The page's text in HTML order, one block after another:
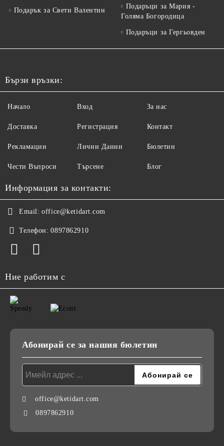
Подарък за Свети Валентин
Подаръци за Мария -
Голяма Богородица
Подаръци за Гергьовден
Бързи връзки:
Начало
Доставка
Рекламации
Чести Въпроси
Вход
Регистрация
Лични Данни
Търсене
За нас
Контакт
Бюлетин
Блог
Информация за контакти:
Email: office@ketidart.com
Телефон: 0897862910
Ние работим с
Абонирай се за нашия бюлетин
office@ketidart.com
0897862910